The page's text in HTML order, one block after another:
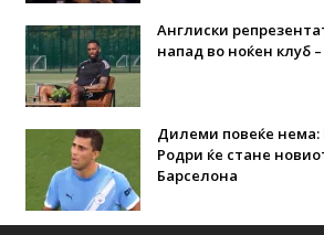
Англиски
напад во ноќен клуб
Дилеми повеќе нема:
Родри ќе стане
Барселона